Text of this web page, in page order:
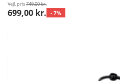
Vejl. pris749,00 kr.
699,00 kr. - 7%